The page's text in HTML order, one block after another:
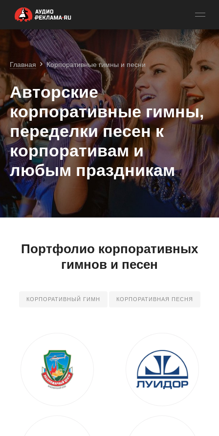
Главная Корпоративные гимны и песни
Авторские
корпоративные гимны,
переделки песен к
корпоративам и
любым праздникам
Портфолио корпоративных
гимнов и песен
КОРПОРАТИВНЫЙ ГИМН КОРПОРАТИВНАЯ ПЕСНЯ